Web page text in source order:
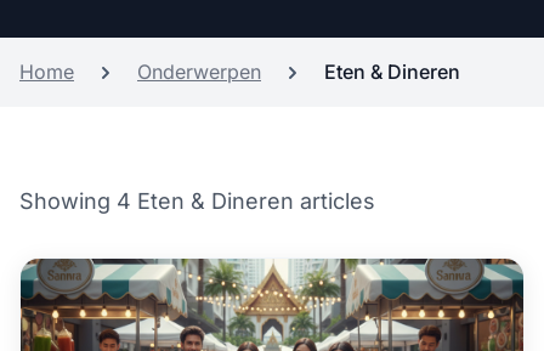
Home Onderwerpen Eten & Dineren
Showing 4 Eten & Dineren articles